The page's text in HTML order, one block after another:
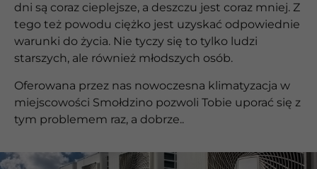
dni są coraz cieplejsze, a deszczu jest coraz mniej. Z
tego też powodu ciężko jest uzyskać odpowiednie
warunki do życia. Nie tyczy się to tylko ludzi
starszych, ale również młodszych osób.
Oferowana przez nas nowoczesna klimatyzacja w
miejscowości Smołdzino pozwoli Tobie uporać się z
tym problemem raz, a dobrze..